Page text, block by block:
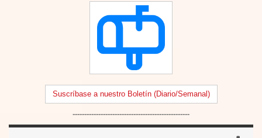
Suscríbase a nuestro Boletín (Diario/Semanal)
--------------------------------------------------